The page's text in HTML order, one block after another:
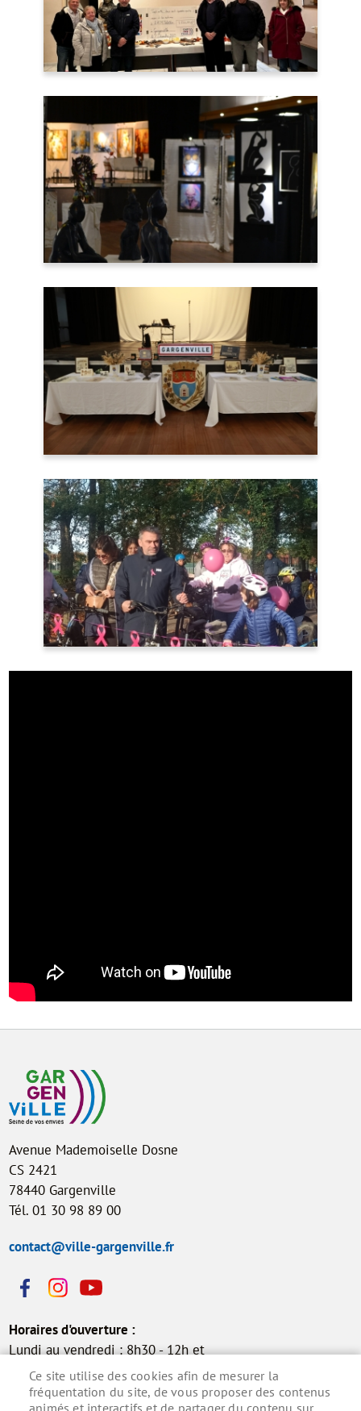
Avenue Mademoiselle Dosne
CS 2421
78440 Gargenville
Tél. 01 30 98 89 00
contact@ville-gargenville.fr
Horaires d'ouverture :
Lundi au vendredi : 8h30 - 12h et
13h30 - 17h30
Samedi : 9h - 12h (permanence
Ce site utilise des cookies afin de mesurer la
fréquentation du site, de vous proposer des contenus